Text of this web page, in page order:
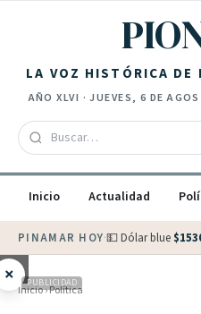
LA VOZ HISTÓRICA DE
AÑOXLVI ·JUEVES, 6 DE
Inicio Actualidad
PINAMAR HOY·💵 Dólar blue $
× PUBLICIDAD
Inicio›Política